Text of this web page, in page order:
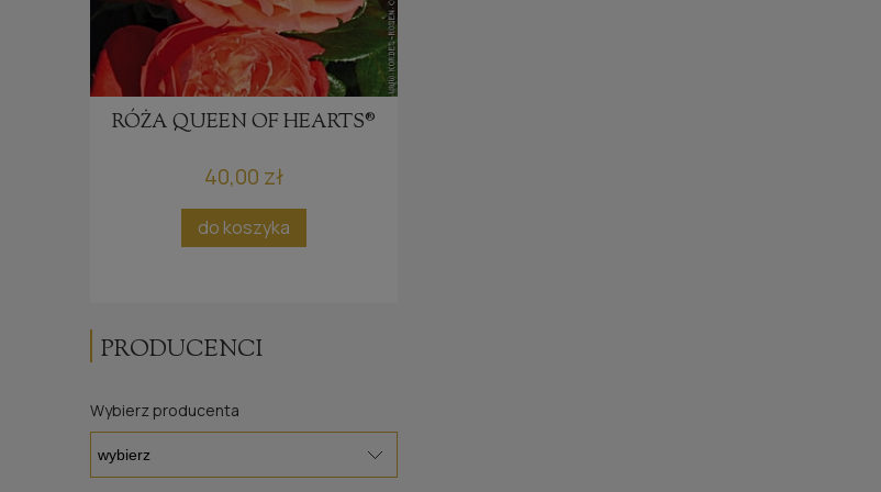
RÓŻA QUEEN OF HEARTS®
40,00 zł
do koszyka
PRODUCENCI
Wybierz producenta